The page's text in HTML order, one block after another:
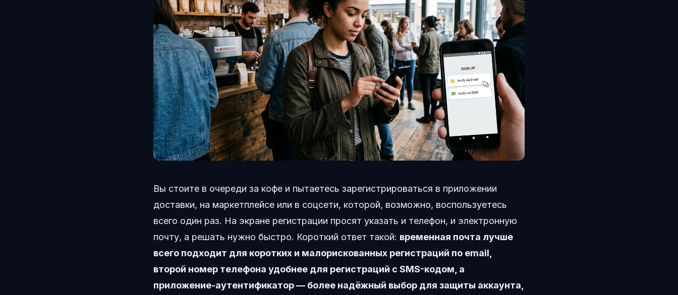
Вы стоите в очереди за кофе и пытаетесь зарегистрироваться в приложении
доставки, на маркетплейсе или в соцсети, которой, возможно, воспользуетесь
всего один раз. На экране регистрации просят указать и телефон, и электронную
почту, а решать нужно быстро. Короткий ответ такой: временная почта лучше
всего подходит для коротких и малорискованных регистраций по email,
второй номер телефона удобнее для регистраций с SMS-кодом, а
приложение-аутентификатор — более надёжный выбор для защиты аккаунта,